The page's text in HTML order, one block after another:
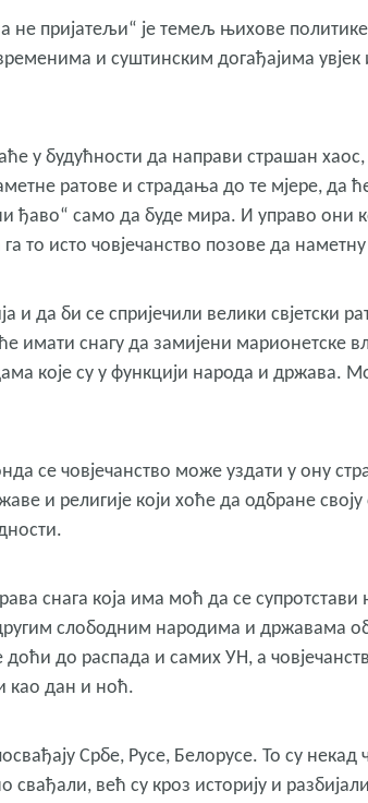
не пријатељи“ је темељ њихове
и суштинским догађајима
у будућности да направи страшан хаос,
ратове и страдања до те мјере, да
ђаво“ само да буде мира. И управо они
га то исто човјечанство позове да
и да би се спријечили велики свјетски
имати снагу да замијени марионетске
које су у функцији народа и држава.
се човјечанство може уздати у ону
и религије који хоће да одбране
снага која има моћ да се супротстави
слободним народима и државама
до распада и самих УН, а
као дан и ноћ.
Србе, Русе, Белорусе. То су некад
већ су кроз историју и